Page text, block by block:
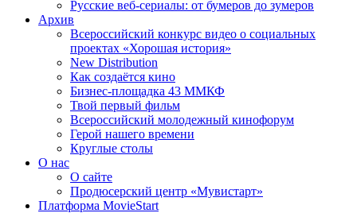
Русские веб-сериалы: от бумеров до зумеров
Архив
Всероссийский конкурс видео о социальных
проектах «Хорошая история»
New Distribution
Как создаётся кино
Бизнес-площадка 43 ММКФ
Твой первый фильм
Всероссийский молодежный кинофорум
Герой нашего времени
Круглые столы
О нас
О сайте
Продюсерский центр «Мувистарт»
Платформа MovieStart